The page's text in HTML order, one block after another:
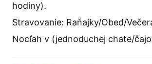
hodiny).
Stravovanie: Raňajky/Obed/
Nocľah v (jednoduchej chate/